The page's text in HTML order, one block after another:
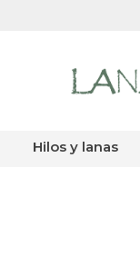
hilos y lanas